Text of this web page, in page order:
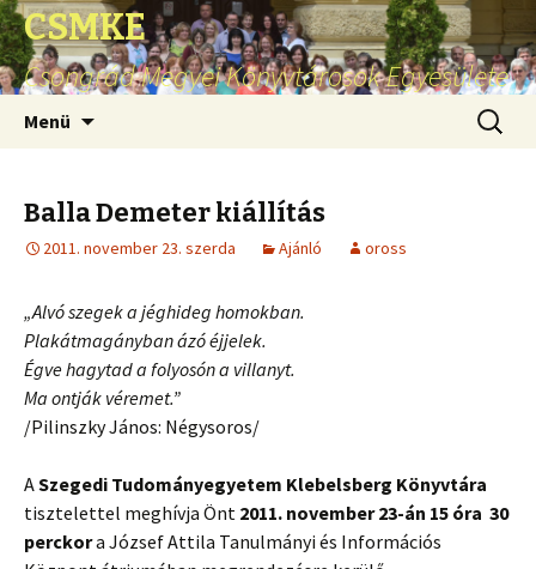
CSMKE
Csongrád Megyei Könyvtárosok Egyesülete
Menü
Balla Demeter kiállítás
2011. november 23. szerda Ajánló oross
„Alvó szegek a jéghideg homokban.
Plakátmagányban ázó éjjelek.
Égve hagytad a folyosón a villanyt.
Ma ontják véremet.”
/Pilinszky János: Négysoros/
ASzegedi Tudományegyetem Klebelsberg Könyvtára
tisztelettel meghívja Önt 2011. november 23-án 15 óra 30
perckora József Attila Tanulmányi és Információs